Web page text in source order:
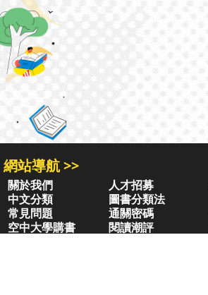
網站導航 >>
關於我們 人才招募
中文分類
圖書分類法
常見問題
通關密碼
空中大學購書
閱讀潮評